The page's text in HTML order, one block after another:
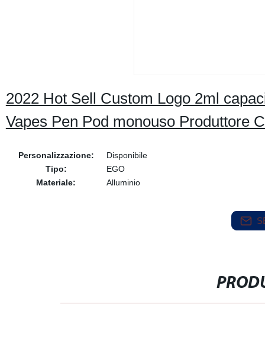
2022 Hot Sell Custom Logo 2ml
Vapes Pen Pod monouso Produttore
Personalizzazione:
Disponibile
Tipo:
EGO
Materiale:
Alluminio